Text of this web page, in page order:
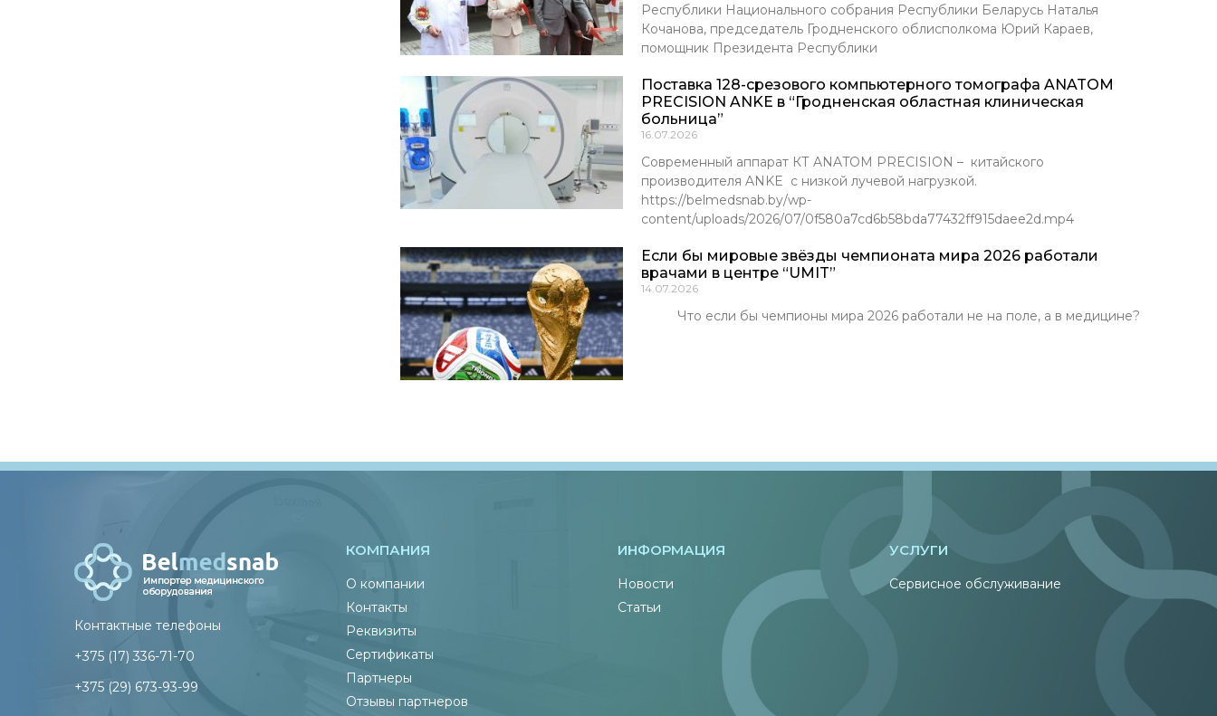
Республики Национального собрания Республики Беларусь Наталья
Кочанова, председатель Гродненского облисполкома Юрий Караев,
помощник Президента Республики
Поставка 128-срезового компьютерного томографа ANATOM
PRECISION ANKE в “Гродненская областная клиническая
больница”
16.07.2026
Современный аппарат КТ ANATOM PRECISION – китайского
производителя ANKE с низкой лучевой нагрузкой.
https://belmedsnab.by/wp-
content/uploads/2026/07/0f580a7cd6b58bda77432ff915daee2d.mp4
Если бы мировые звёзды чемпионата мира 2026 работали
врачами в центре “UMIT”
14.07.2026
Что если бы чемпионы мира 2026 работали не на поле, а в медицине?
Контактные телефоны
+375 (17) 336-71-70
+375 (29) 673-93-99
КОМПАНИЯ
О компании
Контакты
Реквизиты
Сертификаты
Партнеры
Отзывы партнеров
ИНФОРМАЦИЯ
Новости
Статьи
УСЛУГИ
Сервисное обслуживание